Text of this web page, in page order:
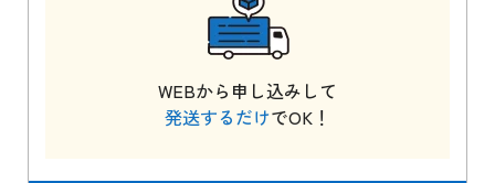
WEBから申し込みして
発送するだけでOK！